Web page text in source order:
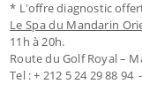
* L'offre diagnostic
Le Spa du Mandarin
11h à 20h.
Route du Golf Royal –
Tel : + 212 5 24 29 88